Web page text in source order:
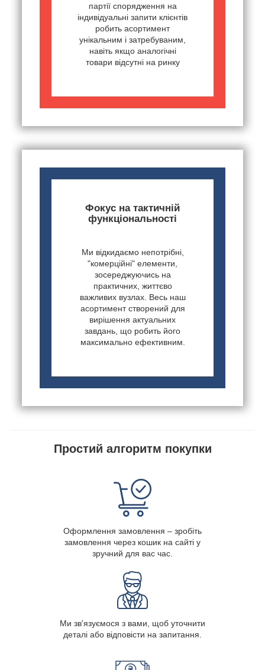
партії спорядження на
індивідуальні запити клієнтів
робить асортимент
унікальним і затребуваним,
навіть якщо аналогічні
товари відсутні на ринку
Фокус на тактичній
функціональності
Ми відкидаємо непотрібні,
"комерційні" елементи,
зосереджуючись на
практичних, життєво
важливих вузлах. Весь наш
асортимент створений для
вирішення актуальних
завдань, що робить його
максимально ефективним.
Простий алгоритм покупки
Оформлення замовлення – зробіть
замовлення через кошик на сайті у
зручний для вас час.
Ми зв'язуємося з вами, щоб уточнити
деталі або відповісти на запитання.